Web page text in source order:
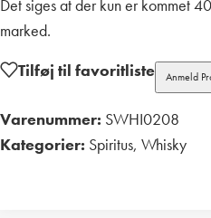
Det siges at der kun er kommet
marked.
Tilføj til favoritliste
Anmeld
Varenummer: SWHI0208
Kategorier: Spiritus, Whisky